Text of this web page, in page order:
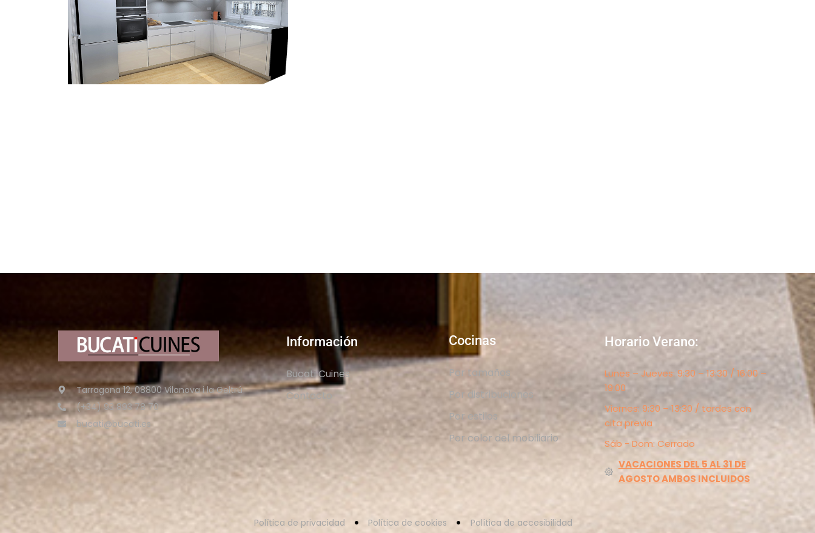
Tarragona 12, 08800 Vilanova i la Geltrú
(+34) 93 893 78 70
bucati@bucati.es
Información
Bucati Cuines
Contacto
Cocinas
Por tamaños
Por distribuciones
Por estilos
Por color del mobiliario
Horario Verano:
Lunes – Jueves: 9:30 – 13:30 / 16:00 –
19:00
Viernes: 9:30 – 13:30 / tardes con
cita previa
Sáb - Dom: Cerrado
VACACIONES DEL 5 AL 31 DE
AGOSTO AMBOS INCLUIDOS
Política de privacidad Política de cookies Política de accesibilidad